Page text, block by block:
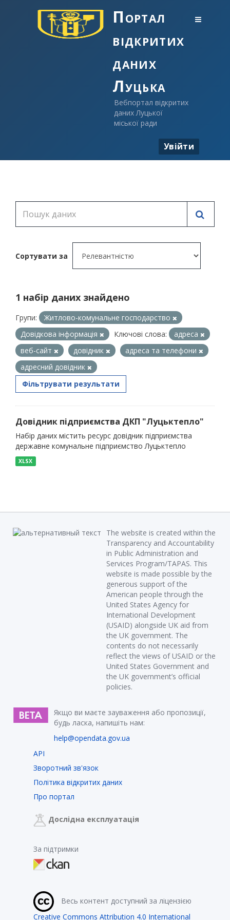
Портал
відкритих
даних
Луцька
Вебпортал відкритих
даних Луцької
міської ради
Увійти
Сортувати за
1 набір даних знайдено
Групи:
Житлово-комунальне господарство
Довідкова інформація
Ключові слова:
адреса
веб-сайт
довідник
адреса та телефони
адресний довідник
Фільтрувати результати
Довідник підприємства ДКП "Луцьктепло"
Набір даних містить ресурс довідник підприємства
державне комунальне підприємство Луцьктепло
XLSX
The website is created within the
Transparency and Accountability
in Public Administration and
Services Program/TAPAS. This
website is made possible by the
generous support of the
American people through the
United States Agency for
International Development
(USAID) alongside UK aid from
the UK government. The
contents do not necessarily
reflect the views of USAID or the
United States Government and
the UK government’s official
policies.
Якщо ви маєте зауваження або пропозиції,
будь ласка, напишіть нам:
help@opendata.gov.ua
API
Зворотний зв'язок
Політика відкритих даних
Про портал
Дослідна експлуатація
За підтримки
Весь контент доступний за ліцензією
Creative Commons Attribution 4.0 International